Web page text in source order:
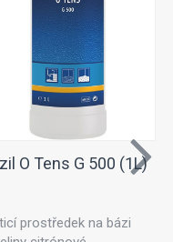
O Tens G 500 (1L)
prostředek na bázi